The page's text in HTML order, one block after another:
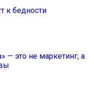
к бедности
— это не маркетинг, а